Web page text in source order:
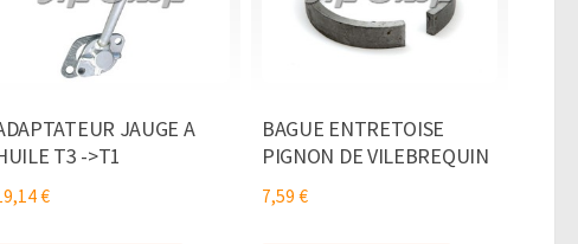
JAUGE A
T3 ->T1
€
BAGUE ENTRETOISE
PIGNON DE VILEBREQUIN
7,59 €